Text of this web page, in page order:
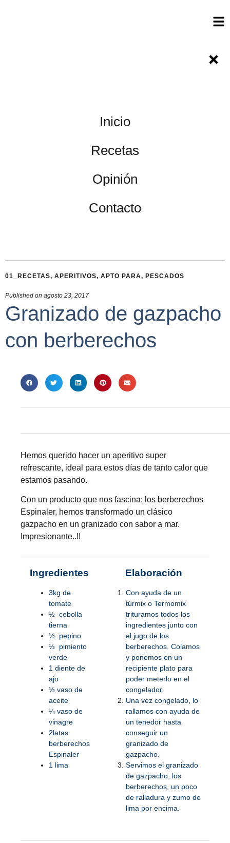
Inicio
Recetas
Opinión
Contacto
01_RECETAS, APERITIVOS, APTO PARA, PESCADOS
Published on agosto 23, 2017
Granizado de gazpacho
con berberechos
Hemos querido hacer un aperitivo super
refrescante, ideal para estos días de tanto calor que
estamos pasando.
Con un producto que nos fascina; los berberechos
Espinaler, hemos transformado un clásico
gazpacho en un granizado con sabor a mar.
Impresionante..!!
Ingredientes
3kg de
tomate
½ cebolla
tierna
½ pepino
½ pimiento
verde
1 diente de
ajo
½ vaso de
aceite
¼ vaso de
vinagre
2latas
berberechos
Espinaler
1 lima
Elaboración
Con ayuda de un
túrmix o Termomix
trituramos todos los
ingredientes junto con
el jugo de los
berberechos. Colamos
y ponemos en un
recipiente plato para
poder meterlo en el
congelador.
Una vez congelado, lo
rallamos con ayuda de
un tenedor hasta
conseguir un
granizado de
gazpacho.
Servimos el granizado
de gazpacho, los
berberechos, un poco
de ralladura y zumo de
lima por encima.